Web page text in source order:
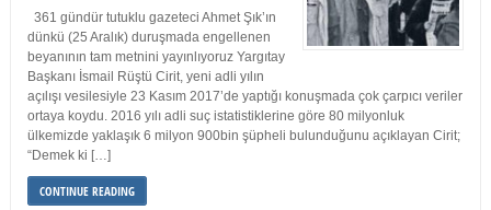
361 gündür tutuklu gazeteci Ahmet Şık’ın
dünkü (25 Aralık) duruşmada engellenen
beyanının tam metnini yayınlıyoruz Yargıtay
Başkanı İsmail Rüştü Cirit, yeni adli yılın
açılışı vesilesiyle 23 Kasım 2017’de yaptığı konuşmada çok çarpıcı veriler
ortaya koydu. 2016 yılı adli suç istatistiklerine göre 80 milyonluk
ülkemizde yaklaşık 6 milyon 900bin şüpheli bulunduğunu açıklayan Cirit;
“Demek ki […]
CONTINUE READING